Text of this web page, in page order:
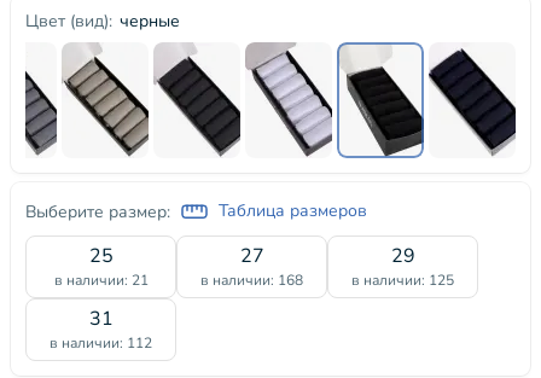
Цвет (вид): черные
Выберите размер: Таблица размеров
25
в наличии: 21
27
в наличии: 168
29
в наличии: 125
31
в наличии: 112